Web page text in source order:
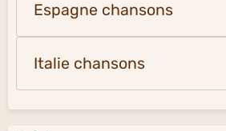
Espagne chansons
Italie chansons